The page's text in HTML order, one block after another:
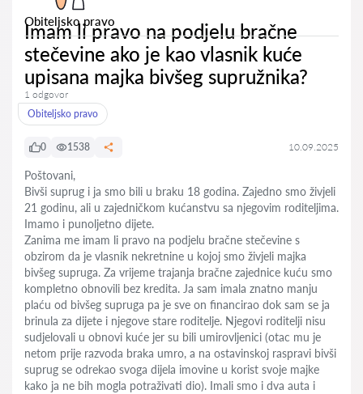
Obiteljsko pravo
Imam li pravo na podjelu bračne
stečevine ako je kao vlasnik kuće
upisana majka bivšeg supružnika?
1 odgovor
Obiteljsko pravo
0 1538 10.09.2025
Poštovani,
Bivši suprug i ja smo bili u braku 18 godina. Zajedno smo živjeli
21 godinu, ali u zajedničkom kućanstvu sa njegovim roditeljima.
Imamo i punoljetno dijete.
Zanima me imam li pravo na podjelu bračne stečevine s
obzirom da je vlasnik nekretnine u kojoj smo živjeli majka
bivšeg supruga. Za vrijeme trajanja bračne zajednice kuću smo
kompletno obnovili bez kredita. Ja sam imala znatno manju
plaću od bivšeg supruga pa je sve on financirao dok sam se ja
brinula za dijete i njegove stare roditelje. Njegovi roditelji nisu
sudjelovali u obnovi kuće jer su bili umirovljenici (otac mu je
netom prije razvoda braka umro, a na ostavinskoj raspravi bivši
suprug se odrekao svoga dijela imovine u korist svoje majke
kako ja ne bih mogla potraživati dio). Imali smo i dva auta i